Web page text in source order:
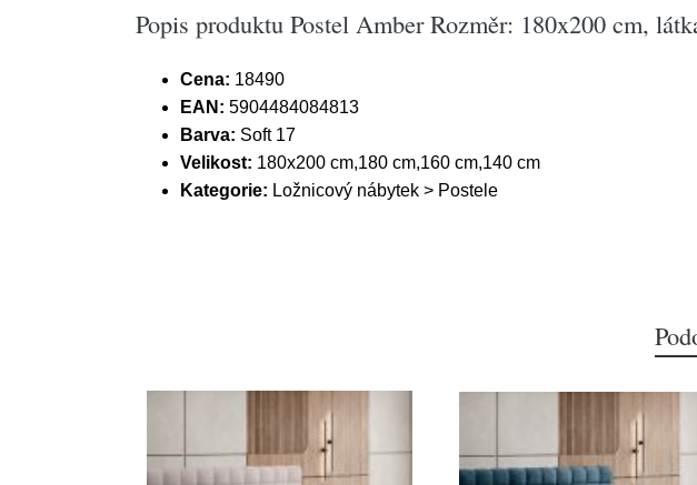
Popis produktu Postel Amber Rozměr: 180x200 cm,
Cena: 18490
EAN: 5904484084813
Barva: Soft 17
Velikost: 180x200 cm,180 cm,160 cm,140 cm
Kategorie: Ložnicový nábytek > Postele